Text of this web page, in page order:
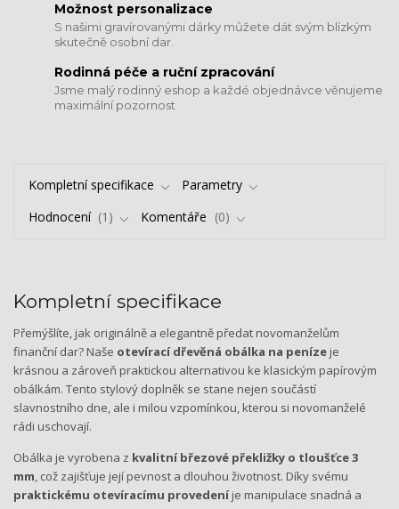
Možnost personalizace
S našimi gravírovanými dárky můžete dát svým blízkým
skutečně osobní dar.
​​​​​​​Rodinná péče a ruční zpracování
Jsme malý rodinný eshop a každé objednávce věnujeme
maximální pozornost
Kompletní specifikace
Parametry
Hodnocení
1 Komentáře 0
Kompletní specifikace
Přemýšlíte, jak originálně a elegantně předat novomanželům
finanční dar? Naše otevírací dřevěná obálka na peníze je
krásnou a zároveň praktickou alternativou ke klasickým papírovým
obálkám. Tento stylový doplněk se stane nejen součástí
slavnostního dne, ale i milou vzpomínkou, kterou si novomanželé
rádi uschovají.
Obálka je vyrobena z kvalitní březové překližky o tloušťce 3
mm, což zajišťuje její pevnost a dlouhou životnost. Díky svému
praktickému otevíracímu provedeníje manipulace snadná a